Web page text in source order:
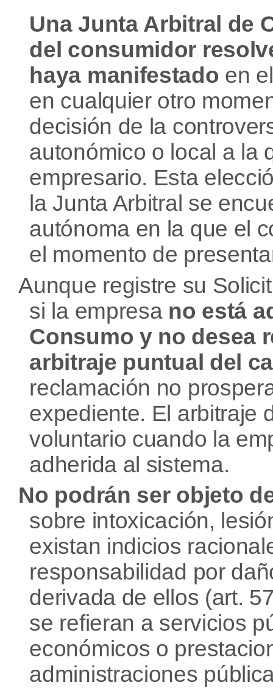
Una Junta Arbitral de
del consumidor
haya manifestado en
en cualquier otro
decisión de la
autonómico o local a la
empresario. Esta
la Junta Arbitral se
autónoma en la que el
el momento de
Aunque registre su
si la empresa no está
Consumo y no desea
arbitraje puntual del
reclamación no
expediente. El arbitraje
voluntario cuando la
adherida al sistema.
No podrán ser objeto
sobre intoxicación,
existan indicios
responsabilidad por
derivada de ellos (art.
se refieran a servicios
económicos o
administraciones